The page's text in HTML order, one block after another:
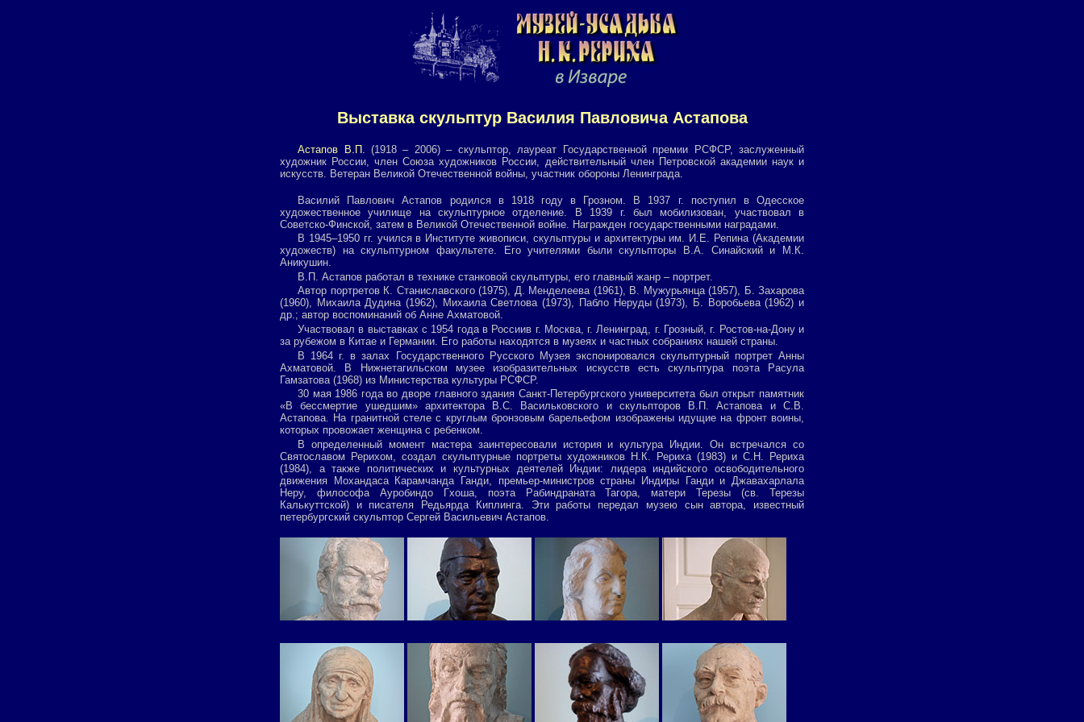
Выставка скульптур Василия Павловича Астапова
Астапов В.П. (1918 – 2006) – скульптор, лауреат Государственной премии РСФСР, заслуженный
художник России, член Союза художников России, действительный член Петровской академии наук и
искусств. Ветеран Великой Отечественной войны, участник обороны Ленинграда.
Василий Павлович Астапов родился в 1918 году в Грозном. В 1937 г. поступил в Одесское
художественное училище на скульптурное отделение. В 1939 г. был мобилизован, участвовал в
Советско-Финской, затем в Великой Отечественной войне. Награжден государственными наградами.
В 1945–1950 гг. учился в Институте живописи, скульптуры и архитектуры им. И.Е. Репина (Академии
художеств) на скульптурном факультете. Его учителями были скульпторы В.А. Синайский и М.К.
Аникушин.
В.П. Астапов работал в технике станковой скульптуры, его главный жанр – портрет.
Автор портретов К. Станиславского (1975), Д. Менделеева (1961), В. Мужурьянца (1957), Б. Захарова
(1960), Михаила Дудина (1962), Михаила Светлова (1973), Пабло Неруды (1973), Б. Воробьева (1962) и
др.; автор воспоминаний об Анне Ахматовой.
Участвовал в выставках с 1954 года в Россиив г. Москва, г. Ленинград, г. Грозный, г. Ростов-на-Дону и
за рубежом в Китае и Германии. Его работы находятся в музеях и частных собраниях нашей страны.
В 1964 г. в залах Государственного Русского Музея экспонировался скульптурный портрет Анны
Ахматовой. В Нижнетагильском музее изобразительных искусств есть скульптура поэта Расула
Гамзатова (1968) из Министерства культуры РСФСР.
30 мая 1986 года во дворе главного здания Санкт-Петербургского университета был открыт памятник
«В бессмертие ушедшим» архитектора В.С. Васильковского и скульпторов В.П. Астапова и С.В.
Астапова. На гранитной стеле с круглым бронзовым барельефом изображены идущие на фронт воины,
которых провожает женщина с ребенком.
В определенный момент мастера заинтересовали история и культура Индии. Он встречался со
Святославом Рерихом, создал скульптурные портреты художников Н.К. Рериха (1983) и С.Н. Рериха
(1984), а также политических и культурных деятелей Индии: лидера индийского освободительного
движения Мохандаса Карамчанда Ганди, премьер-министров страны Индиры Ганди и Джавахарлала
Неру, философа Ауробиндо Гхоша, поэта Рабиндраната Тагора, матери Терезы (св. Терезы
Калькуттской) и писателя Редьярда Киплинга. Эти работы передал музею сын автора, известный
петербургский скульптор Сергей Васильевич Астапов.